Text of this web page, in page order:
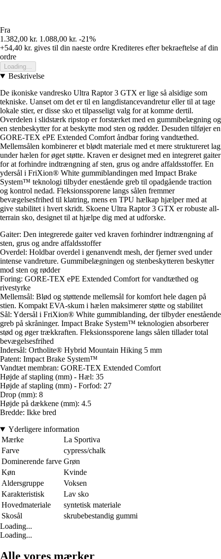
Fra
1.382,00 kr. 1.088,00 kr. -21%
+54,40 kr. gives til din naeste ordre Krediteres efter bekraeftelse af din
ordre
Loading...
Beskrivelse
De ikoniske vandresko Ultra Raptor 3 GTX er lige så alsidige som
tekniske. Uanset om det er til en langdistancevandretur eller til at tage
lokale stier, er disse sko et tilpasseligt valg for at komme dertil.
Overdelen i slidstærk ripstop er forstærket med en gummibelægning og
en stenbeskytter for at beskytte mod sten og rødder. Desuden tilføjer en
GORE-TEX ePE Extended Comfort åndbar foring vandtæthed.
Mellemsålen kombinerer et blødt materiale med et mere struktureret lag
under hælen for øget støtte. Kraven er designet med en integreret gaiter
for at forhindre indtrængning af sten, grus og andre affaldsstoffer. En
ydersål i FriXion® White gummiblandingen med Impact Brake
System™ teknologi tilbyder enestående greb til opadgående traction
og kontrol nedad. Fleksionssporene langs sålen fremmer
bevægelsesfrihed til klatring, mens en TPU hælkap hjælper med at
give stabilitet i hvert skridt. Skoene Ultra Raptor 3 GTX er robuste all-
terrain sko, designet til at hjælpe dig med at udforske.
Gaiter: Den integrerede gaiter ved kraven forhindrer indtrængning af
sten, grus og andre affaldsstoffer
Overdel: Holdbar overdel i genanvendt mesh, der fjerner sved under
intense vandreture. Gummibelægningen og stenbeskytteren beskytter
mod sten og rødder
Foring: GORE-TEX ePE Extended Comfort for vandtæthed og
rivestyrke
Mellemsål: Blød og støttende mellemsål for komfort hele dagen på
stien. Kompakt EVA-skum i hælen maksimerer støtte og stabilitet
Sål: Ydersål i FriXion® White gummiblanding, der tilbyder enestående
greb på skråninger. Impact Brake System™ teknologien absorberer
stød og øger trækkraften. Fleksionssporene langs sålen tillader total
bevægelsesfrihed
Indersål: Ortholite® Hybrid Mountain Hiking 5 mm
Patent: Impact Brake System™
Vandtæt membran: GORE-TEX Extended Comfort
Højde af stapling (mm) - Hæl: 35
Højde af stapling (mm) - Forfod: 27
Drop (mm): 8
Højde på dækkene (mm): 4.5
Bredde: Ikke bred
Yderligere information
Mærke
La Sportiva
Farve
cypress/chalk
Dominerende farve Grøn
Køn
Kvinde
Aldersgruppe
Voksen
Karakteristisk
Lav sko
Hovedmateriale
syntetisk materiale
Skosål
skrubebestandig gummi
Loading...
Loading...
Alle vores mærker